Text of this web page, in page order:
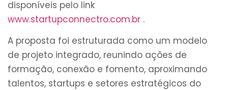
disponíveis pelo link
www.startupconnectro.com.br .
A proposta foi estruturada como um modelo
de projeto integrado, reunindo ações de
formação, conexão e fomento, aproximando
talentos, startups e setores estratégicos do